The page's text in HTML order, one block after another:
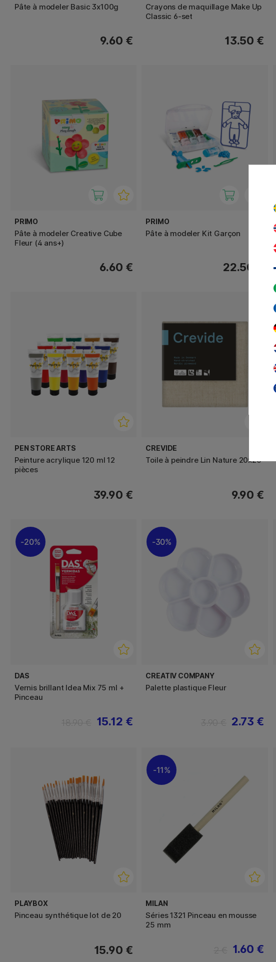
Pâte à modeler Basic 3x100g
9.60 €
Crayons de maquillage Make Up
Classic 6-set
13.50 €
PRIMO
Pâte à modeler Creative Cube
Fleur (4 ans+)
6.60 €
PRIMO
Pâte à modeler Kit Garçon
22.50 €
PEN STORE ARTS
Peinture acrylique 120 ml 12
pièces
39.90 €
CREVIDE
Toile à peindre Lin Nature 20x20
9.90 €
20%
DAS
Vernis brillant Idea Mix 75 ml +
Pinceau
15.12 €
30%
CREATIV COMPANY
Palette plastique Fleur
2.73 €
PLAYBOX
Pinceau synthétique lot de 20
15.90 €
11%
MILAN
Séries 1321 Pinceau en mousse
25 mm
1.60 €